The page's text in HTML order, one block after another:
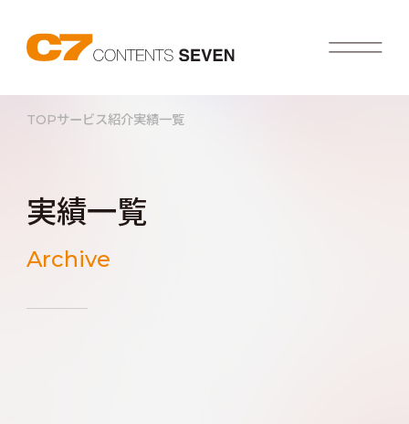
TOPサービス紹介実績一覧
実績一覧
Archive